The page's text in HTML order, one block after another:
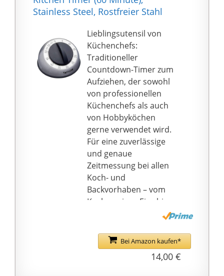
auf LCD-Display, klar
und einfach zu lesen,
können Sie leicht sehen
Sie aus der ganzen
Zimmer
★Lauter Alarm ----
Alarm schlagen ist laut
genug und hält 60
Sekunden, bevor Sie es
schließen
★Magnetische
Rückseite,
einklappbarer Ständer
und Aufhängen ---
Timer kann Stick auf
der Kühlschranktür
oder andere Metall
großen Magnet; oder
Nutzung der Pull-Out
Ständer für den Tisch;
auch gibt es ein Loch an
Stainless Steel, Rostfreier Stahl
Lieblingsutensil von
Küchenchefs:
Traditioneller
Countdown-Timer zum
Aufziehen, der sowohl
von professionellen
Küchenchefs als auch
von Hobbyköchen
gerne verwendet wird.
Für eine zuverlässige
und genaue
Zeitmessung bei allen
Koch- und
Backvorhaben – vom
Kochen eines Eies bis
Einfache und genaue
Zeitmessung: Dieser
elegante Küchentimer
Bei Amazon kaufen*
14,00 €